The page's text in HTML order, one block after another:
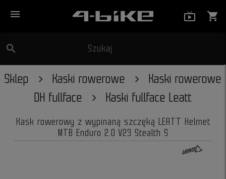
menu shopping_cart
search Szukaj
Sklep Kaski rowerowe
Kaski rowerowe
DH fullface
Kaski fullface Leatt
Kask rowerowy z wypinaną szczęką LEATT Helmet
MTB Enduro 2.0 V23 Stealth S